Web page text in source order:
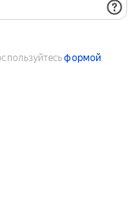
формой